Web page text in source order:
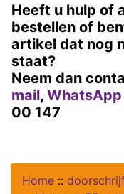
Heeft u hulp of
bestellen of
artikel dat nog
staat?
Neem dan
mail, WhatsApp
00 147
Home ::